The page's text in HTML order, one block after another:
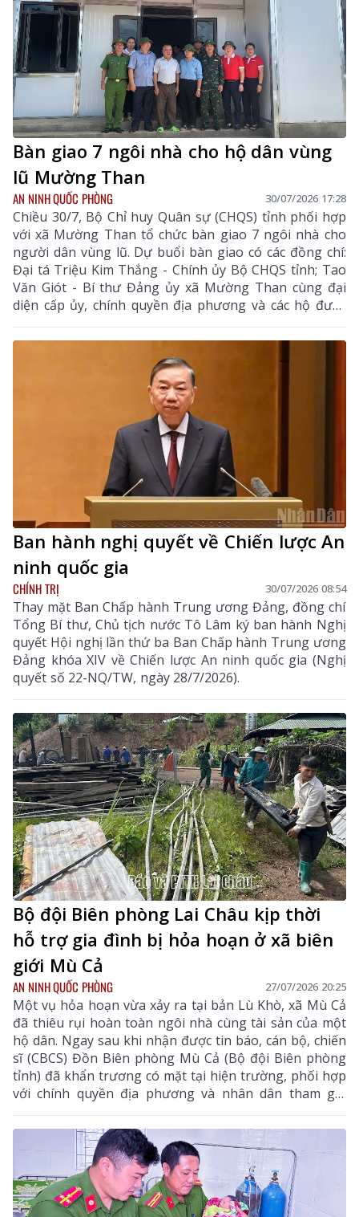
Bàn giao 7 ngôi nhà cho hộ dân vùng
lũ Mường Than
AN NINH QUỐC PHÒNG 30/07/2026 17:28
Chiều 30/7, Bộ Chỉ huy Quân sự (CHQS) tỉnh phối hợp
với xã Mường Than tổ chức bàn giao 7 ngôi nhà cho
người dân vùng lũ. Dự buổi bàn giao có các đồng chí:
Đại tá Triệu Kim Thắng - Chính ủy Bộ CHQS tỉnh; Tao
Văn Giót - Bí thư Đảng ủy xã Mường Than cùng đại
diện cấp ủy, chính quyền địa phương và các hộ được
bàn giao nhà.
Ban hành nghị quyết về Chiến lược An
ninh quốc gia
CHÍNH TRỊ 30/07/2026 08:54
Thay mặt Ban Chấp hành Trung ương Đảng, đồng chí
Tổng Bí thư, Chủ tịch nước Tô Lâm ký ban hành Nghị
quyết Hội nghị lần thứ ba Ban Chấp hành Trung ương
Đảng khóa XIV về Chiến lược An ninh quốc gia (Nghị
quyết số 22-NQ/TW, ngày 28/7/2026).
Bộ đội Biên phòng Lai Châu kịp thời
hỗ trợ gia đình bị hỏa hoạn ở xã biên
giới Mù Cả
AN NINH QUỐC PHÒNG 27/07/2026 20:25
Một vụ hỏa hoạn vừa xảy ra tại bản Lù Khò, xã Mù Cả
đã thiêu rụi hoàn toàn ngôi nhà cùng tài sản của một
hộ dân. Ngay sau khi nhận được tin báo, cán bộ, chiến
sĩ (CBCS) Đồn Biên phòng Mù Cả (Bộ đội Biên phòng
tỉnh) đã khẩn trương có mặt tại hiện trường, phối hợp
với chính quyền địa phương và nhân dân tham gia
chữa cháy, đồng thời khắc phục hậu quả vụ cháy.